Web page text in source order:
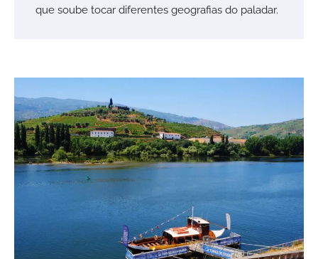
que soube tocar diferentes geografias do paladar.